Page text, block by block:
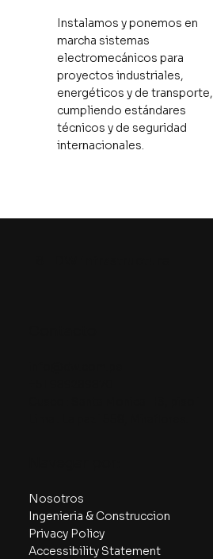
Instalamos y ponemos en
marcha sistemas
electromecánicos para
proyectos industriales,
energéticos y de transporte,
cumpliendo estándares
técnicos y de seguridad
internacionales.
Nosotros
Ingenieria & Construccion
Privacy Policy
Accessibility Statement